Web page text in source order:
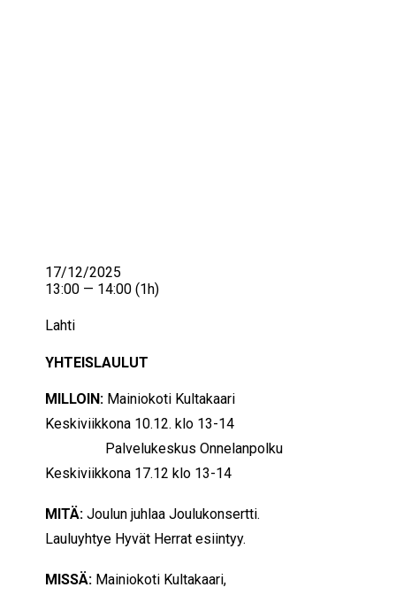
YHTEISLAULUT
MILLOIN: Mainiokoti Kultakaari
Keskiviikkona 10.12. klo 13-14
Palvelukeskus Onnelanpolku
Keskiviikkona 17.12 klo 13-14
MITÄ: Joulun juhlaa Joulukonsertti.
Lauluyhtye Hyvät Herrat esiintyy.
MISSÄ: Mainiokoti Kultakaari,
17/12/2025
13:00 — 14:00 (1h)
Lahti